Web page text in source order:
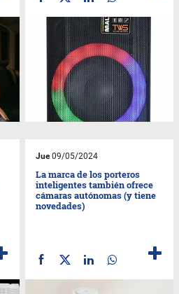
Jue09/05/2024
La marca de los porteros
inteligentes también ofrece
cámaras autónomas (y tiene
novedades)